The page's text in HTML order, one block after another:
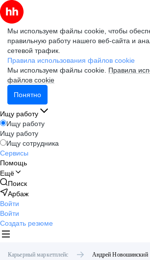
Мы используем файлы cookie, чтобы
правильную работу нашего веб-сайта и
сетевой трафик.
Правила использования файлов cookie
Мы используем файлы cookie. Правила
файлов cookie
Понятно
Ищу работу
Ищу работу
Ищу работу
Ищу сотрудника
Сервисы
Помощь
Ещё
Поиск
Арбаж
Войти
Войти
Создать резюме
Карьерный маркетплейс Андрей Новошинский